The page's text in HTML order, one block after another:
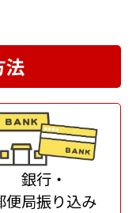
法
銀行・
便局振り込み